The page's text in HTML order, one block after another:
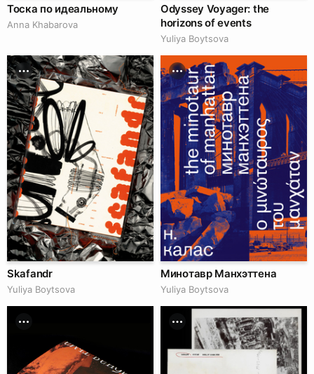
Тоска по идеальному
Anna Khabarova
Odyssey Voyager: the
horizons of events
Yuliya Boytsova
Skafandr
Yuliya Boytsova
Минотавр Манхэттена
Yuliya Boytsova